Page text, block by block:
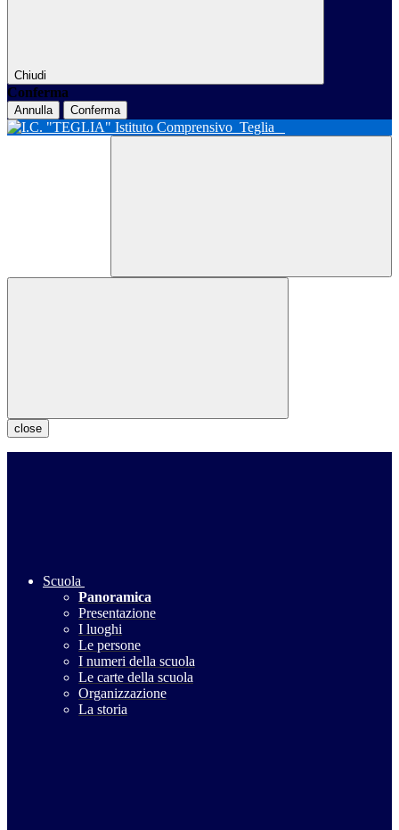
Chiudi
Conferma
Annulla Conferma
Istituto Comprensivo Teglia
close
Scuola
Panoramica
Presentazione
I luoghi
Le persone
I numeri della scuola
Le carte della scuola
Organizzazione
La storia